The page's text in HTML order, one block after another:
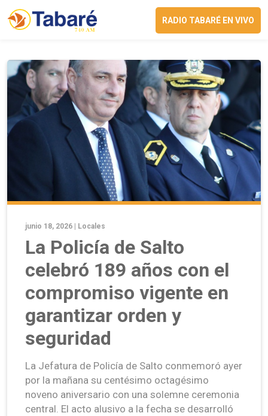
RADIO TABARÉ EN VIVO
junio 18, 2026 | Locales
La Policía de Salto
celebró 189 años con el
compromiso vigente en
garantizar orden y
seguridad
La Jefatura de Policía de Salto conmemoró ayer
por la mañana su centésimo octagésimo
noveno aniversario con una solemne ceremonia
central. El acto alusivo a la fecha se desarrolló